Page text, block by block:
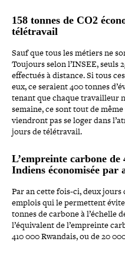
158 tonnes de CO2
télétravail
Sauf que tous les métiers ne
Toujours selon l’INSEE, seuls
effectués à distance. Si tous
eux, ce seraient 400 tonnes
te­nant que chaque tra­vailleur
semaine, ce sont tout de
viendront pas se loger dans
jours de télétravail.
L’empreinte carbone de
Indiens éco­no­mi­sée par
Par an cette fois-​ci, deux
emplois qui le per­mettent
tonnes de carbone à l’échelle
l’équivalent de l’empreinte
410 000 Rwandais, ou de 20